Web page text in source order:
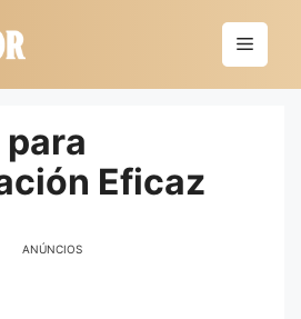
Menú
Eficaz
ANÚNCIOS